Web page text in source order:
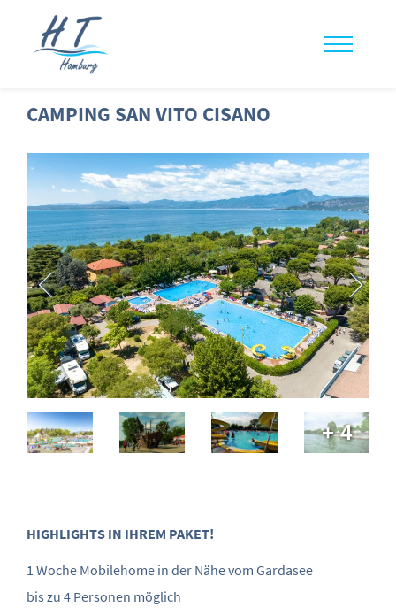
CAMPING SAN VITO CISANO
+ 4
HIGHLIGHTS IN IHREM PAKET!
1 Woche Mobilehome in der Nähe vom Gardasee
bis zu 4 Personen möglich